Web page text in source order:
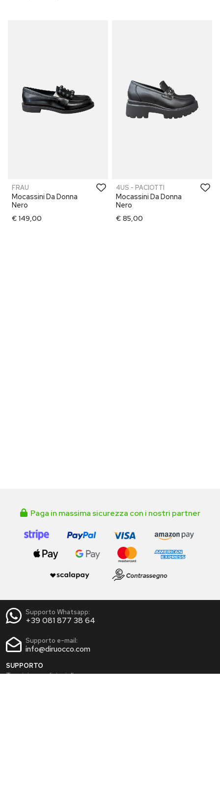
FRAU
Mocassini Da Donna
Nero
€ 149,00
4US - PACIOTTI
Mocassini Da Donna
Nero
€ 85,00
Paga in massima sicurezza con i nostri partner
Supporto Whatsapp:
+39 081 877 38 64
Supporto e-mail:
info@diruocco.com
SUPPORTO
Termini e condizioni d'uso